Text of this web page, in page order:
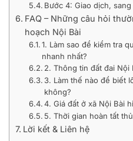
Bước 4: Giao dịch,
FAQ – Những câu hỏi
hoạch Nội Bài
1. Làm sao để kiểm tra
nhanh nhất?
2. Thông tin đất đai Nội
3. Làm thế nào để biết
không?
4. Giá đất ở xã Nội Bài
5. Thời gian hoàn tất
Lời kết & Liên hệ